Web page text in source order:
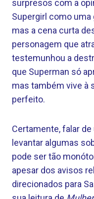
surpresos com a
Supergirl como uma
mas a cena curta
personagem que
testemunhou a
que Superman só
mas também vive à
perfeito.
Certamente, falar
levantar algumas
pode ser tão
apesar dos avisos
direcionados para